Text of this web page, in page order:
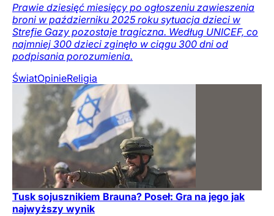
Prawie dziesięć miesięcy po ogłoszeniu zawieszenia
broni w październiku 2025 roku sytuacja dzieci w
Strefie Gazy pozostaje tragiczna. Według UNICEF, co
najmniej 300 dzieci zginęło w ciągu 300 dni od
podpisania porozumienia.
ŚwiatOpinieReligia
Tusk sojusznikiem Brauna? Poseł: Gra na jego jak
najwyższy wynik